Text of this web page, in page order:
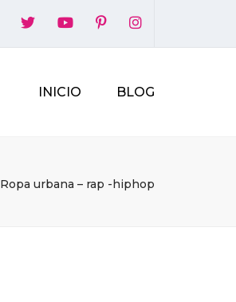
INICIO BLOG
Ropa urbana – rap -hiphop